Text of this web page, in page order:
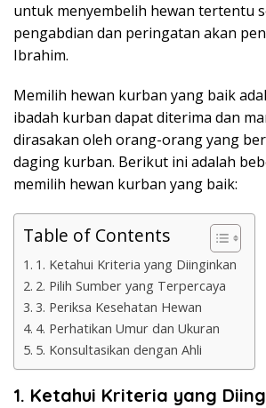
untuk menyembelih hewan tertentu
pengabdian dan peringatan akan
Ibrahim.
Memilih hewan kurban yang baik
ibadah kurban dapat diterima dan
dirasakan oleh orang-orang yang
daging kurban. Berikut ini adalah
memilih hewan kurban yang baik:
Table of Contents
1. Ketahui Kriteria yang Diinginkan
2. Pilih Sumber yang Terpercaya
3. Periksa Kesehatan Hewan
4. Perhatikan Umur dan Ukuran
5. Konsultasikan dengan Ahli
1. Ketahui Kriteria yang